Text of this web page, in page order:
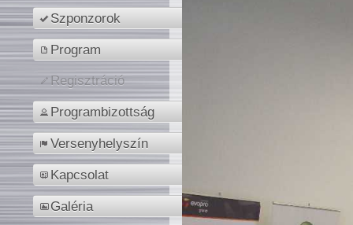
Szponzorok
Program
Regisztráció
Programbizottság
Versenyhelyszín
Kapcsolat
Galéria